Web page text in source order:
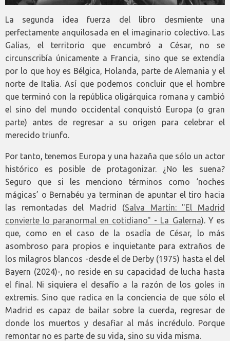
La segunda idea fuerza del libro desmiente una
perfectamente anquilosada en el imaginario colectivo. Las
Galias, el territorio que encumbró a César, no se
circunscribía únicamente a Francia, sino que se extendía
por lo que hoy es Bélgica, Holanda, parte de Alemania y el
norte de Italia. Así que podemos concluir que el hombre
que terminó con la república oligárquica romana y cambió
el sino del mundo occidental conquistó Europa (o gran
parte) antes de regresar a su origen para celebrar el
merecido triunfo.
Por tanto, tenemos Europa y una hazaña que sólo un actor
histórico es posible de protagonizar. ¿No les suena?
Seguro que si les menciono términos como ‘noches
mágicas’ o Bernabéu ya terminan de apuntar el tiro hacia
las remontadas del Madrid (Salva Martín: "El Madrid
convierte lo paranormal en cotidiano" - La Galerna). Y es
que, como en el caso de la osadía de César, lo más
asombroso para propios e inquietante para extraños de
los milagros blancos -desde el de Derby (1975) hasta el del
Bayern (2024)-, no reside en su capacidad de lucha hasta
el final. Ni siquiera el desafío a la razón de los goles in
extremis. Sino que radica en la conciencia de que sólo el
Madrid es capaz de bailar sobre la cuerda, regresar de
donde los muertos y desafiar al más incrédulo. Porque
remontar no es parte de su vida, sino su vida misma.